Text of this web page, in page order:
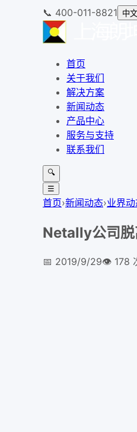
📞 400-011-8821 中文
首页
关于我们
解决方案
新闻动态
产品中心
服务与支持
联系我们
🔍
☰
首页›新闻动态›业界
Netally公司
📅 2019/9/29👁️ 178